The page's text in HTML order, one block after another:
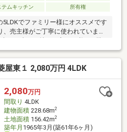
テムキッチン 所有権
5LDKでファミリー様にオススメです
売主様がご丁寧に使われていま
種による）で、自転車・バイクも
♪隣に和室があるので客間として使
便利です♪●南向きバルコニーは2
で洗濯物が乾きやすいです！●小
ラッグストア・飲食店が徒歩10分
います♪ぜひ一度、ご内覧くださ
します。）
屋東１ 2,080万円 4LDK
2,080万円
間取り 4LDK
建物面積228.68m2
土地面積156.42m2
築年月 1965年3月(築61年6ヶ月)